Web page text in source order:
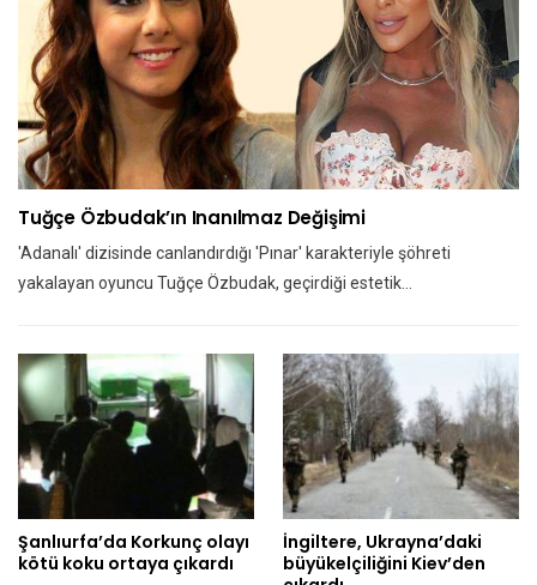
Tuğçe Özbudak’ın Inanılmaz Değişimi
'Adanalı' dizisinde canlandırdığı 'Pınar' karakteriyle şöhreti
yakalayan oyuncu Tuğçe Özbudak, geçirdiği estetik…
Şanlıurfa’da Korkunç olayı
kötü koku ortaya çıkardı
İngiltere, Ukrayna’daki
büyükelçiliğini Kiev’den